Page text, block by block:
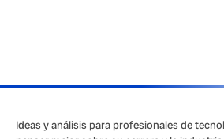
Ideas y análisis para profesionales de